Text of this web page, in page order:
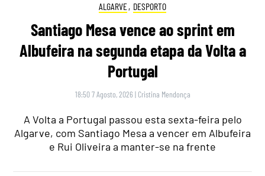
ALGARVE, DESPORTO
Santiago Mesa vence ao sprint em
Albufeira na segunda etapa da Volta a
Portugal
18:50 7 Agosto, 2026 | Cristina Mendonça
A Volta a Portugal passou esta sexta-feira pelo
Algarve, com Santiago Mesa a vencer em Albufeira
e Rui Oliveira a manter-se na frente